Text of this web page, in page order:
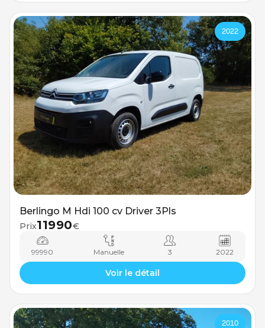
2022
Berlingo M Hdi 100 cv Driver 3Pls
Prix11990€
99990 Manuelle 3 2022
Voir le détail
2010